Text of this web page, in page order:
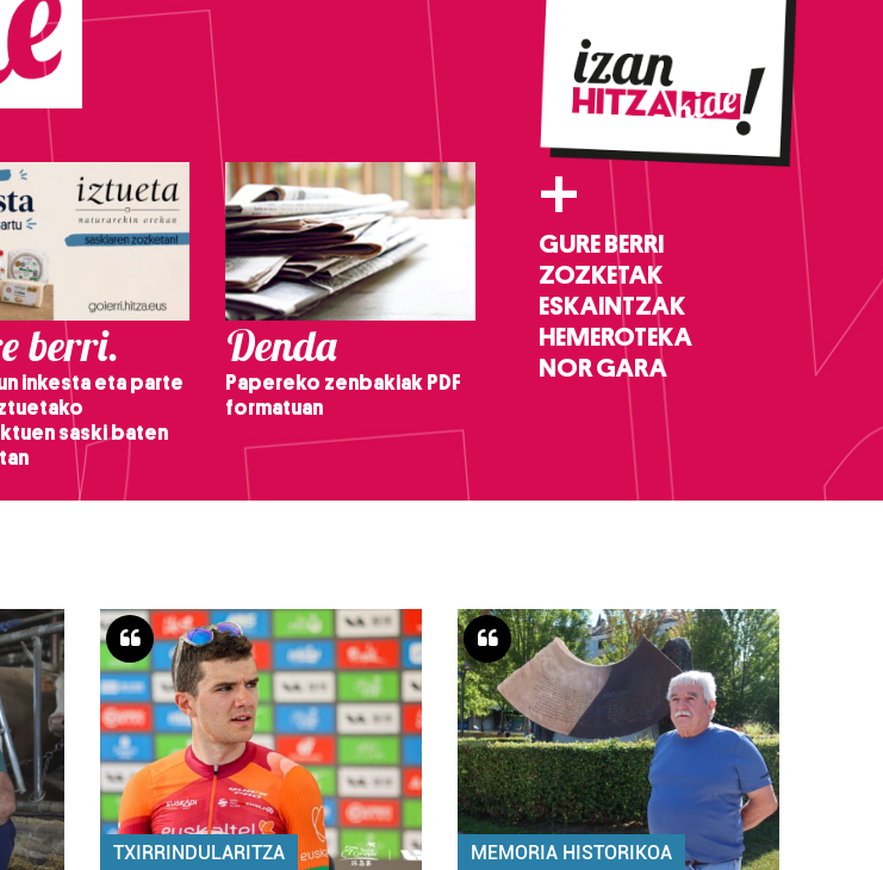
berri.
inkesta eta parte
saski baten
Denda
Papereko zenbakiak PDF
formatuan
+
GURE BERRI
ZOZKETAK
ESKAINTZAK
HEMEROTEKA
NOR GARA
TXIRRINDULARITZA MEMORIA HISTORIKOA